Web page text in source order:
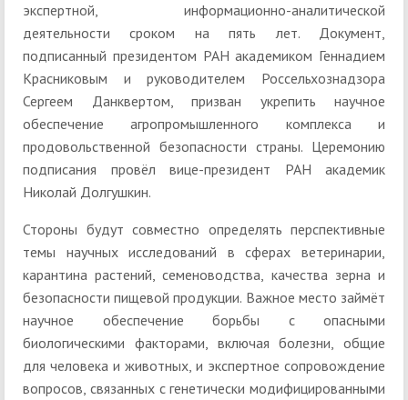
экспертной, информационно-аналитической
деятельности сроком на пять лет. Документ,
подписанный президентом РАН академиком Геннадием
Красниковым и руководителем Россельхознадзора
Сергеем Данквертом, призван укрепить научное
обеспечение агропромышленного комплекса и
продовольственной безопасности страны. Церемонию
подписания провёл вице-президент РАН академик
Николай Долгушкин.
Стороны будут совместно определять перспективные
темы научных исследований в сферах ветеринарии,
карантина растений, семеноводства, качества зерна и
безопасности пищевой продукции. Важное место займёт
научное обеспечение борьбы с опасными
биологическими факторами, включая болезни, общие
для человека и животных, и экспертное сопровождение
вопросов, связанных с генетически модифицированными